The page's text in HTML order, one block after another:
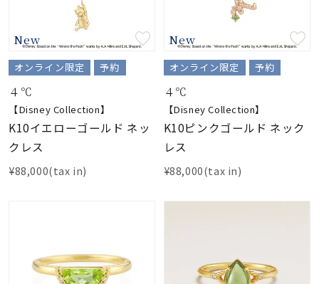
すべてのジュエリー
カラー
誕生石
New
オンライン限定 予約
４℃
【Disney Collection】
K10イエローゴールド ネッ
クレス
¥88,000(tax in)
New
オンライン限定 予約
４℃
【Disney Collection】
K10ピンクゴールド ネック
レス
¥88,000(tax in)